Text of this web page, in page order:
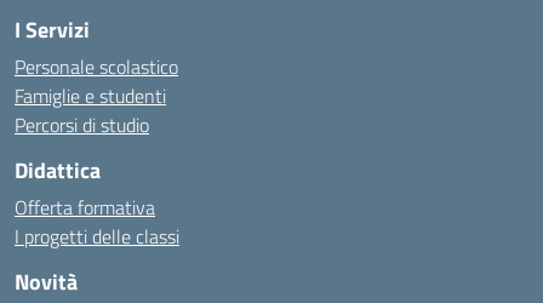
I Servizi
Personale scolastico
Famiglie e studenti
Percorsi di studio
Didattica
Offerta formativa
I progetti delle classi
Novità